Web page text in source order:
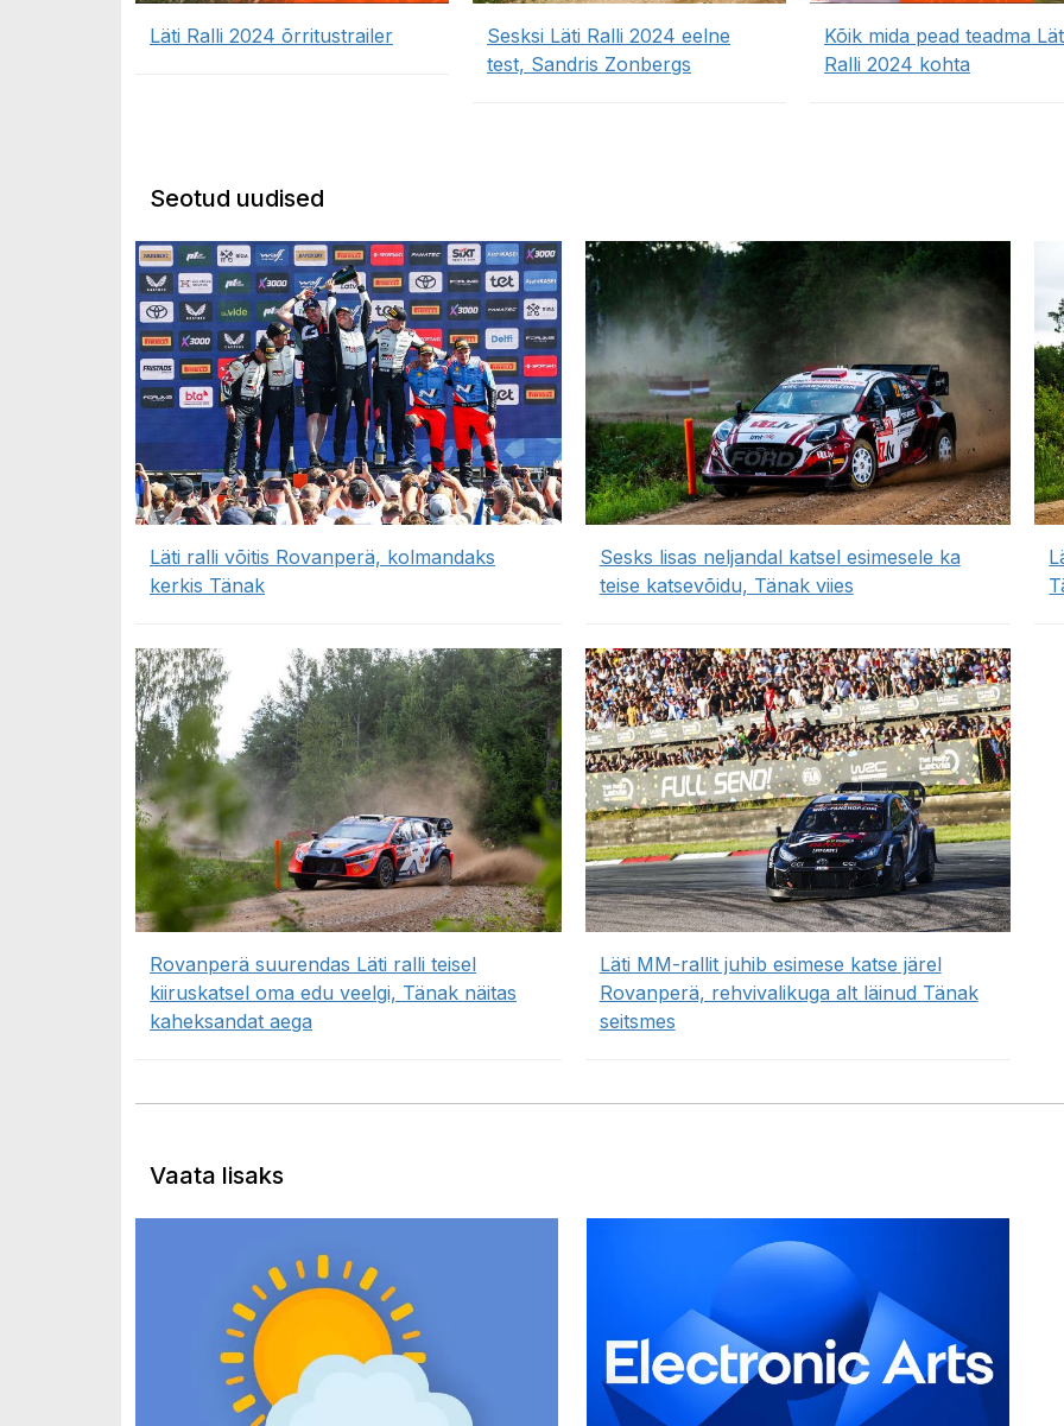
Läti Ralli 2024 õrritustrailer
Sesksi Läti Ralli 2024 eelne
test, Sandris Zonbergs
Kõik mida pead teadma
Ralli 2024 kohta
Seotud uudised
Läti ralli võitis Rovanperä, kolmandaks
kerkis Tänak
Sesks lisas neljandal katsel esimesele ka
teise katsevõidu, Tänak viies
Rovanperä suurendas Läti ralli teisel
kiiruskatsel oma edu veelgi, Tänak näitas
kaheksandat aega
Läti MM-rallit juhib esimese katse järel
Rovanperä, rehvivalikuga alt läinud Tänak
seitsmes
Vaata lisaks